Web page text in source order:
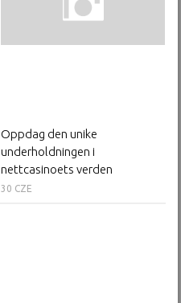
Oppdag den unike
underholdningen i
nettcasinoets verden
30 CZE